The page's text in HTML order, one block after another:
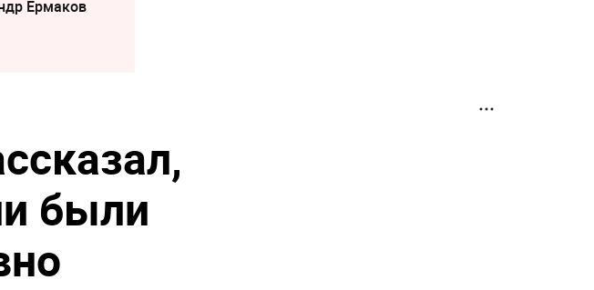
Ермаков
были